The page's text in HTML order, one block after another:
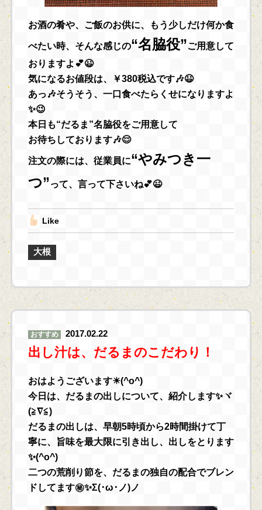
お酒の肴や、ご飯のお供に、もう少しだけ何か食
べたい時、そんな感じの“名脇役”ご用意して
おりますよ💕😉
気になるお値段は、￥380税込です🎶😆
あっ🎶そうそう、一口食べたらくせになりますよ
✨😉
本日も“だるま”名脇役をご用意して
お待ちしております🎶😌
注文の際には、従業員に“やみつき一
つ”って、言って下さいね💕😉
Like
大根
おすすめ 2017.02.22
出し汁は、だるまのこだわり！
おはようございます☀(^o^)
今日は、だるまの出しについて、紹介します✨ヾ
(≧∇≦)
だるまの出しは、早朝5時頃から2時間掛けて丁
寧に、旨味を最大限に引き出し、出しをとります
✨(^o^)
二つの荒削り節を、だるまの独自の配合でブレン
ドしてます㊙✨Σ(･ω･ノ)ノ